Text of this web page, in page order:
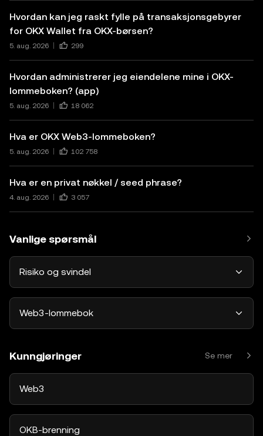
Hvordan kan jeg raskt fylle på transaksjonsgebyrer
for OKX Wallet fra OKX-børsen?
5. aug. 2026 299
Hvordan administrerer jeg eiendelene mine i OKX-
lommeboken? (app)
5. aug. 2026 18 062
Hva er OKX Web3-lommeboken?
5. aug. 2026 102 758
Hva er en privat nøkkel / seed phrase?
4. aug. 2026 3 057
Vanlige spørsmål
Risiko og svindel
Web3-lommebok
Kunngjøringer Se mer
Web3
OKB-brenning